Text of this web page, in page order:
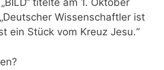
titelte am 1. Oktober
Wissenschaftler ist
ein Stück vom Kreuz Jesu.“